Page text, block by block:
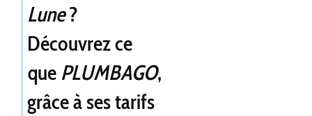
Lune?
Découvrez ce
que PLUMBAGO,
grâce à ses tarifs